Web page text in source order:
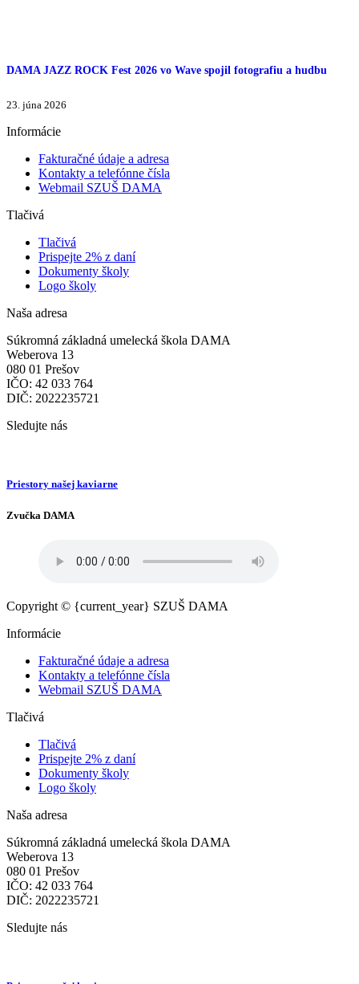
DAMA JAZZ ROCK Fest 2026 vo Wave spojil fotografiu a hudbu
23. júna 2026
Informácie
Fakturačné údaje a adresa
Kontakty a telefónne čísla
Webmail SZUŠ DAMA
Tlačivá
Tlačivá
Prispejte 2% z daní
Dokumenty školy
Logo školy
Naša adresa
Súkromná základná umelecká škola DAMA
Weberova 13
080 01 Prešov
IČO: 42 033 764
DIČ: 2022235721
Sledujte nás
Priestory našej kaviarne
Zvučka DAMA
Copyright © {current_year} SZUŠ DAMA
Informácie
Fakturačné údaje a adresa
Kontakty a telefónne čísla
Webmail SZUŠ DAMA
Tlačivá
Tlačivá
Prispejte 2% z daní
Dokumenty školy
Logo školy
Naša adresa
Súkromná základná umelecká škola DAMA
Weberova 13
080 01 Prešov
IČO: 42 033 764
DIČ: 2022235721
Sledujte nás